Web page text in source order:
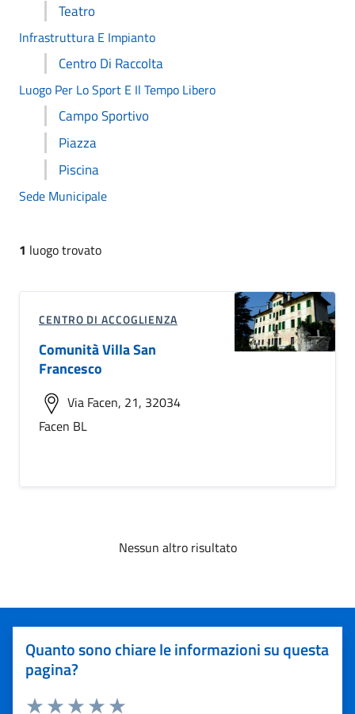
Teatro
Infrastruttura E Impianto
Centro Di Raccolta
Luogo Per Lo Sport E Il Tempo Libero
Campo Sportivo
Piazza
Piscina
Sede Municipale
1 luogo trovato
CENTRO DI ACCOGLIENZA
Comunità Villa San
Francesco
Via Facen, 21, 32034
Facen BL
Nessun altro risultato
Quanto sono chiare le informazioni su questa
pagina?